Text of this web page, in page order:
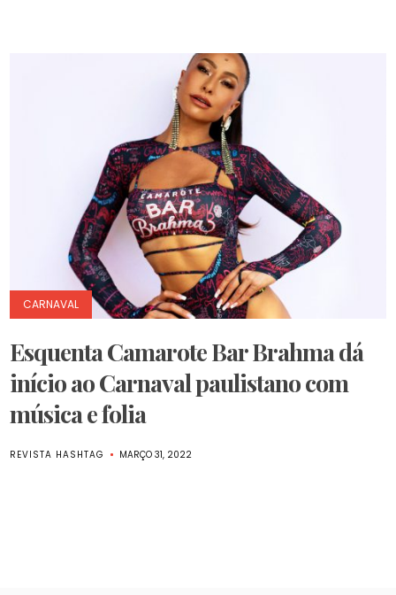
CARNAVAL
Esquenta Camarote Bar Brahma dá
início ao Carnaval paulistano com
música e folia
REVISTA HASHTAG MARÇO 31, 2022